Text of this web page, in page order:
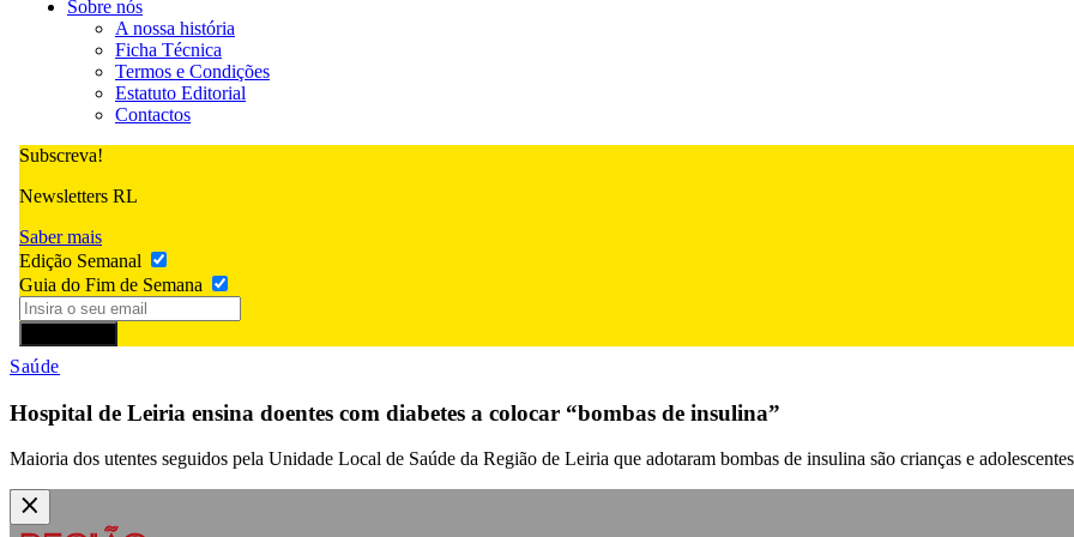
Sobre nós
A nossa história
Ficha Técnica
Termos e Condições
Estatuto Editorial
Contactos
Subscreva!
Newsletters RL
Saber mais
Edição Semanal
Guia do Fim de Semana
Saúde
Hospital de Leiria ensina doentes com diabetes a colocar “bombas de insulina”
Maioria dos utentes seguidos pela Unidade Local de Saúde da Região de Leiria que adotaram bombas de insulina são crianças e